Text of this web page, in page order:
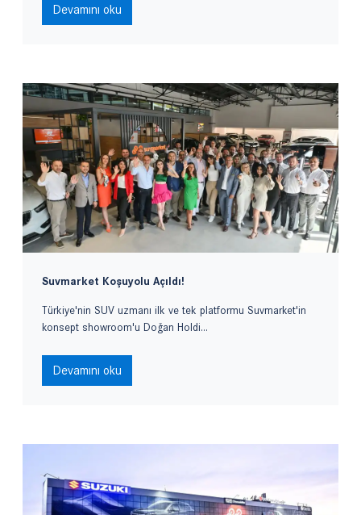
Devamını oku
Suvmarket Koşuyolu Açıldı!
Türkiye'nin SUV uzmanı ilk ve tek platformu Suvmarket'in
konsept showroom'u Doğan Holdi...
Devamını oku